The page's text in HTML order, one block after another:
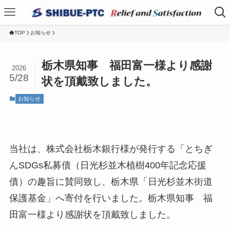
TOP お知らせ
栃木県知事 福田富一様より感謝
状を頂戴致しました。
2026
5/28
お知らせ
当社は、株式会社栃木銀行様が発行する「とちぎ
んSDGs私募債（日光杉並木植樹400年記念応援
債）の趣旨に賛同致し、栃木県「日光杉並木街道
保護基金」へ寄付を行いました。栃木県知事 福
田富一様より感謝状を頂戴致しました。